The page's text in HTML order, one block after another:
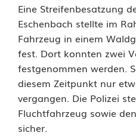
n
P
r
e
s
s
Eine Streifenbesatzung
Eschenbach stellte im
Fahrzeug in einem
fest. Dort konnten zwei
festgenommen werden.
diesem Zeitpunkt nur
vergangen. Die Polizei
Fluchtfahrzeug sowie
sicher.